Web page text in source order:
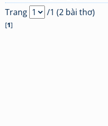
Trang /1 (2 bài thơ)
[1]